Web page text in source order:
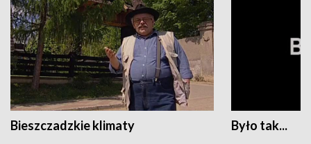
Bieszczadzkie klimaty Było tak...